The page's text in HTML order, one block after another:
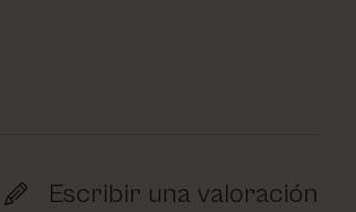
Escribir una valoración